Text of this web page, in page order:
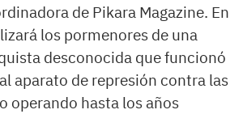
de Pikara Magazine. En
los pormenores de una
desconocida que funcionó
aparato de represión contra las
operando hasta los años